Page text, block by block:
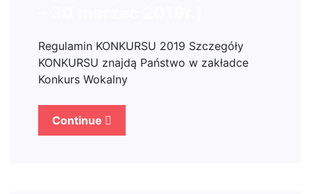
Regulamin KONKURSU 2019 Szczegóły
KONKURSU znajdą Państwo w zakładce
Konkurs Wokalny
Continue